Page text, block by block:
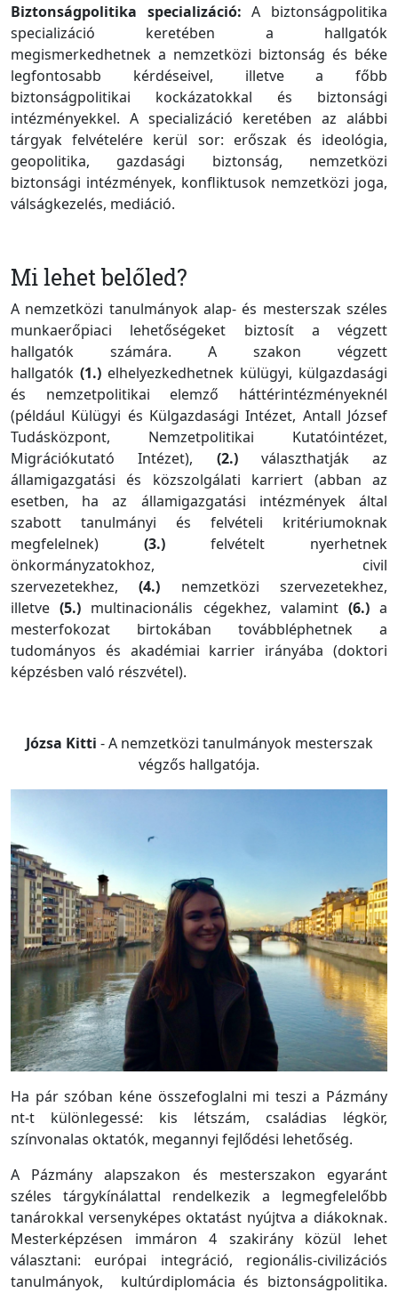
Biztonságpolitika specializáció: A biztonságpolitika
specializáció keretében a hallgatók
megismerkedhetnek a nemzetközi biztonság és béke
legfontosabb kérdéseivel, illetve a főbb
biztonságpolitikai kockázatokkal és biztonsági
intézményekkel. A specializáció keretében az alábbi
tárgyak felvételére kerül sor: erőszak és ideológia,
geopolitika, gazdasági biztonság, nemzetközi
biztonsági intézmények, konfliktusok nemzetközi joga,
válságkezelés, mediáció.
Mi lehet belőled?
A nemzetközi tanulmányok alap- és mesterszak széles
munkaerőpiaci lehetőségeket biztosít a végzett
hallgatók számára. A szakon végzett
hallgatók (1.) elhelyezkedhetnek külügyi, külgazdasági
és nemzetpolitikai elemző háttérintézményeknél
(például Külügyi és Külgazdasági Intézet, Antall József
Tudásközpont, Nemzetpolitikai Kutatóintézet,
Migrációkutató Intézet),
(2.)
választhatják az
államigazgatási és közszolgálati karriert (abban az
esetben, ha az államigazgatási intézmények által
szabott tanulmányi és felvételi kritériumoknak
megfelelnek)
(3.)
felvételt nyerhetnek
önkormányzatokhoz, civil
szervezetekhez,
(4.)
nemzetközi szervezetekhez,
illetve (5.) multinacionális cégekhez, valamint (6.) a
mesterfokozat birtokában továbbléphetnek a
tudományos és akadémiai karrier irányába (doktori
képzésben való részvétel).
Józsa Kitti - A nemzetközi tanulmányok mesterszak
végzős hallgatója.
Ha pár szóban kéne összefoglalni mi teszi a Pázmány
nt-t különlegessé: kis létszám, családias légkör,
színvonalas oktatók, megannyi fejlődési lehetőség.
A Pázmány alapszakon és mesterszakon egyaránt
széles tárgykínálattal rendelkezik a legmegfelelőbb
tanárokkal versenyképes oktatást nyújtva a diákoknak.
Mesterképzésen immáron 4 szakirány közül lehet
választani: európai integráció, regionális-civilizációs
tanulmányok, kultúrdiplomácia és biztonságpolitika.